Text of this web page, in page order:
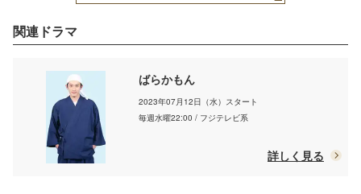
関連ドラマ
ばらかもん
2023年07月12日（水）スタート
毎週水曜22:00 / フジテレビ系
詳しく見る